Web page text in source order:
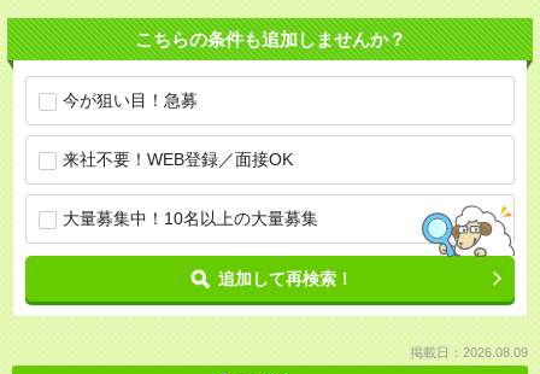
こちらの条件も追加しませんか？
今が狙い目！急募
来社不要！WEB登録／面接OK
大量募集中！10名以上の大量募集
追加して再検索！
掲載日：2026.08.09